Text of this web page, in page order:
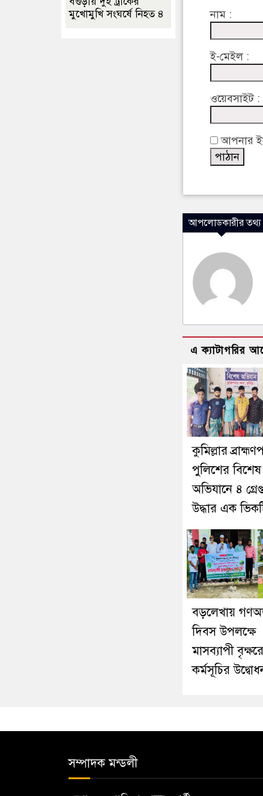
নাম :
ই-মেইল :
ওয়েবসাইট :
আপনার
আপলোডকারীর তথ্য
এ ক্যাটাগরির
কুমিল্লার
পুলিশের বিশেষ
অভিযানে ৪
উদ্ধার এক
বড়লেখায়
দিবস উপলক্ষে
মাসব্যাপী
কর্মসূচির
মুখোমুখি সংঘর্ষে নিহত ৪
সম্পাদক মন্ডলী